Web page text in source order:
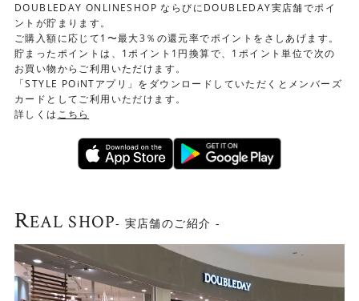
DOUBLEDAY ONLINESHOP ならびにDOUBLEDAY実店舗でポイ
ントが貯まります。
ご購入額に応じて1〜最大3％の還元率でポイントをさしあげます。
貯まったポイントは、1ポイント1円換算で、1ポイント単位で次の
お買い物からご利用いただけます。
「STYLE POiNTアプリ」をダウンロードしていただくとメンバーズ
カードとしてご利用いただけます。
詳しくは こちら
REAL SHOP- 実店舗のご紹介 -